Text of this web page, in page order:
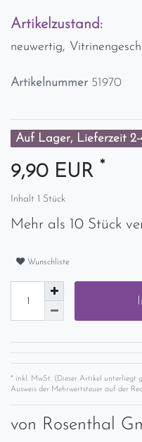
Artikelzustand:
neuwertig,
Artikelnummer 51970
Auf Lager, Lieferzeit 2-
9,90 EUR *
Inhalt 1 Stück
Mehr als 10 Stück
Wunschliste
* inkl. MwSt. (Dieser Artikel unterliegt
Ausweis der Mehrwertsteuer auf der
von Rosenthal